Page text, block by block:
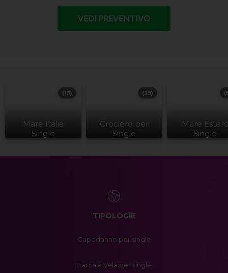
Mare Italia
Single
(13)
Crociere per
Single
(25)
Mare
Single
TIPOLOGIE
Capodanno per single
Barca a Vela per single